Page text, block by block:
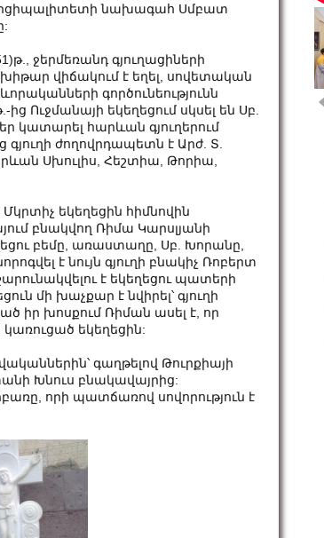
նախագահ Սմբատ
ջերմեռանդ գյուղացիների
վիճակում է եղել, սովետական
գործունեությունն
Ուջմանայի եկեղեցում սկսել են Սբ.
կատարել հարևան գյուղերում
ժողովրդապետն է Արժ. Տ.
Սխուլիս, Հեշտիա, Թորիա,
եկեղեցին հիմնովին
բնակվող Ռիմա Կարսլյանի
բեմը, առաստաղը, Սբ. Խորանը,
է նույն գյուղի բնակիչ Ռոբերտ
է եկեղեցու պատերի
մի խաչքար է նվիրել՝ գյուղի
իր խոսքում Ռիման ասել է, որ
եկեղեցին:
գաղթելով Թուրքիայի
Խնուս բնակավայրից:
որի պատճառով սովորություն է